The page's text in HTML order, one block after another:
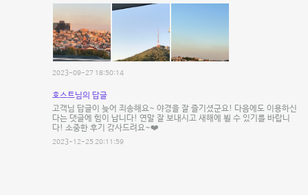
2023-09-27 18:50:14
호스트님의 답글
고객님 답글이 늦어 죄송해요~ 야경을 잘 즐기셨군요! 다음에도 이용하신
다는 댓글에 힘이 납니다! 연말 잘 보내시고 새해에 뵐 수 있기를 바랍니
다! 소중한 후기 감사드려요~❤️
2023-12-25 20:11:59